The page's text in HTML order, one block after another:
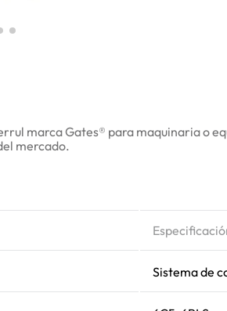
marca Gates® para maquinaria o
mercado.
Sistema de